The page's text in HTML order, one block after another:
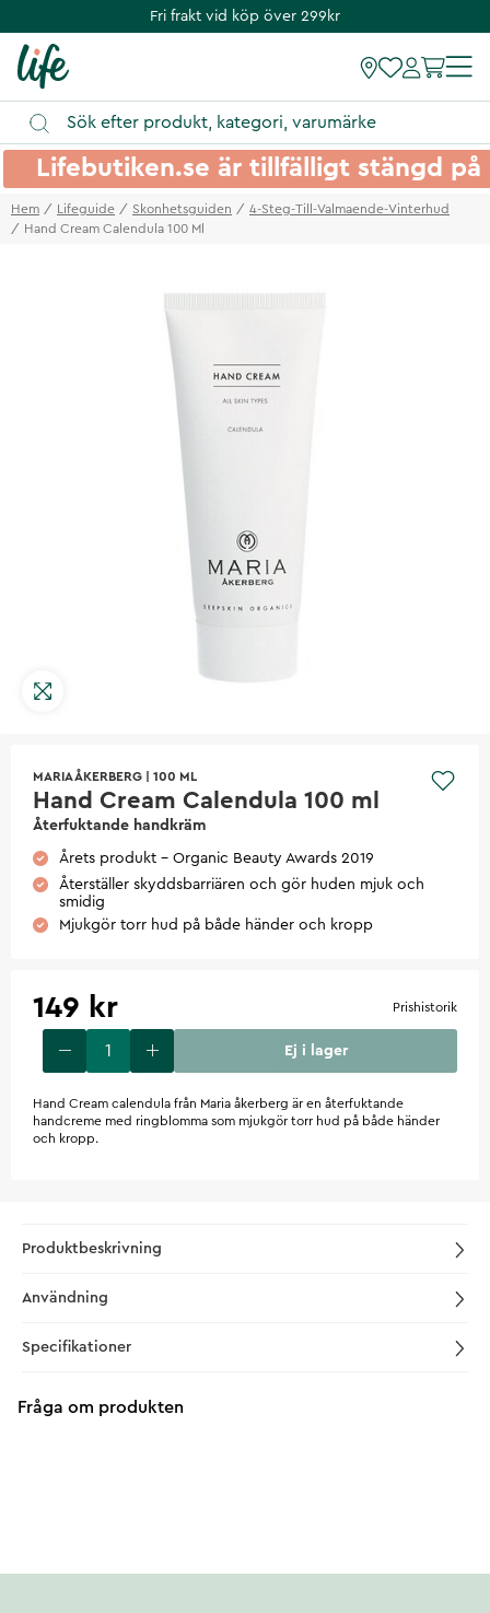
Fri frakt vid köp över 299kr
Lifebutiken.se är tillfälligt stängd
Hem Lifeguide Skonhetsguiden
4-Steg-Till-Valmaende-Vinterhud
Hand Cream Calendula 100 Ml
MARIA ÅKERBERG 100 ML
Hand Cream Calendula 100 ml
Återfuktande handkräm
Årets produkt - Organic Beauty Awards 2019
Återställer skyddsbarriären och gör huden mjuk och
smidig
Mjukgör torr hud på både händer och kropp
149 kr Prishistorik
Ej i lager
Hand Cream calendula från Maria åkerberg är en återfuktande
handcreme med ringblomma som mjukgör torr hud på både händer
och kropp.
Produktbeskrivning
Användning
Specifikationer
Fråga om produkten